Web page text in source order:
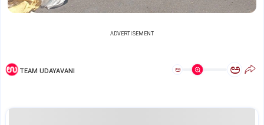
ADVERTISEMENT
TEAM UDAYAVANI ಅ ಅ